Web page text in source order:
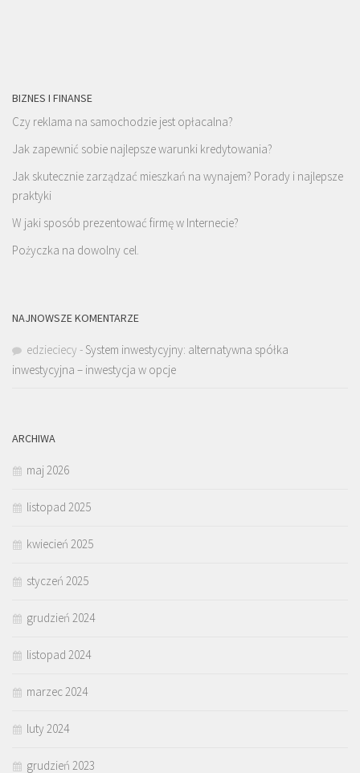
BIZNES I FINANSE
Czy reklama na samochodzie jest opłacalna?
Jak zapewnić sobie najlepsze warunki kredytowania?
Jak skutecznie zarządzać mieszkań na wynajem? Porady i najlepsze
praktyki
W jaki sposób prezentować firmę w Internecie?
Pożyczka na dowolny cel.
NAJNOWSZE KOMENTARZE
edzieciecy - System inwestycyjny: alternatywna spółka
inwestycyjna – inwestycja w opcje
ARCHIWA
maj 2026
listopad 2025
kwiecień 2025
styczeń 2025
grudzień 2024
listopad 2024
marzec 2024
luty 2024
grudzień 2023